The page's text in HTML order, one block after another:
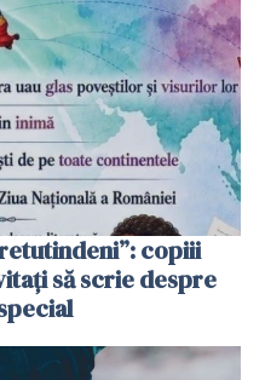
copiii
să scrie despre